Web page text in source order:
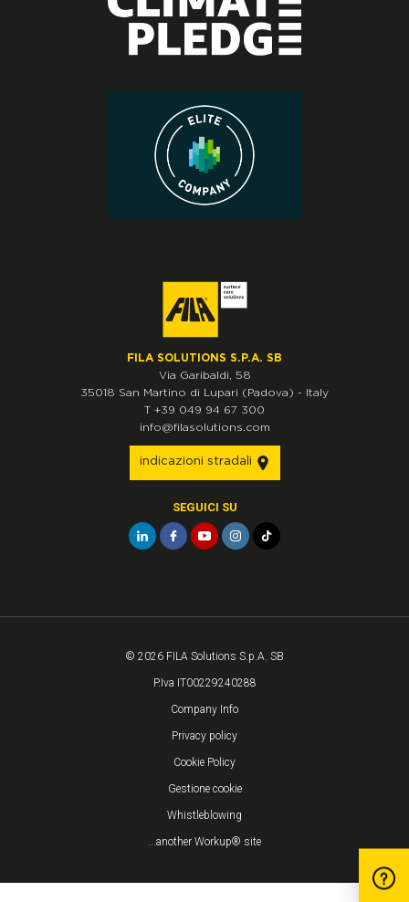
FILA SOLUTIONS S.P.A. SB
Via Garibaldi, 58
35018 San Martino di Lupari (Padova) - Italy
T +39 049 94 67 300
info@filasolutions.com
indicazioni stradali
SEGUICI SU
© 2026 FILA Solutions S.p.A. SB
P.Iva IT00229240288
Company Info
Privacy policy
Cookie Policy
Gestione cookie
Whistleblowing
...another Workup® site